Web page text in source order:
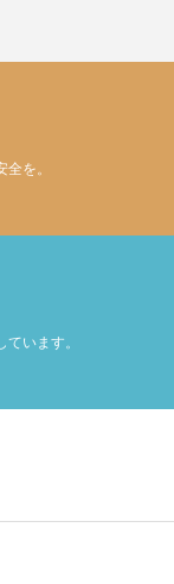
を。
います。